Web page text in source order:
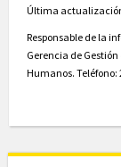
Última
Responsable de la
Gerencia de
Humanos. Teléfono: